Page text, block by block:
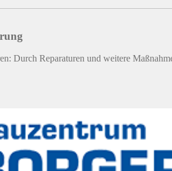
Durch Reparaturen und weitere